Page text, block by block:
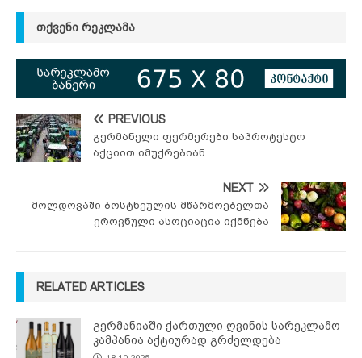
ᲗᲥᲕᲔᲜᲘ ᲠᲔᲙᲚᲐᲛᲐ
PREVIOUS
გერმანელი ფერმერები საპროტესტო
აქციით იმუქრებიან
NEXT
მოლდოვაში ბოსტნეულის მწარმოებელთა
ეროვნული ასოციაცია იქმნება
RELATED ARTICLES
გერმანიაში ქართული ღვინის სარეკლამო
კამპანია აქტიურად გრძელდება